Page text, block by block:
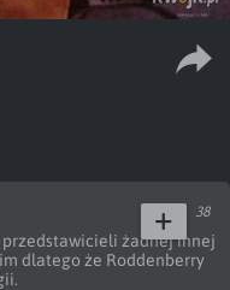
żadnej innej
dlatego że Roddenberry
38